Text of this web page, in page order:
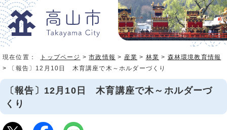
現在位置： トップページ >市政情報 > 産業 > 林業 > 森林環境教育情報
> 〔報告〕12月10日 木育講座で木～ホルダーづくり
〔報告〕12月10日 木育講座で木～ホルダーづ
くり